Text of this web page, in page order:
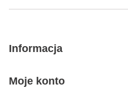
Informacja
Moje konto